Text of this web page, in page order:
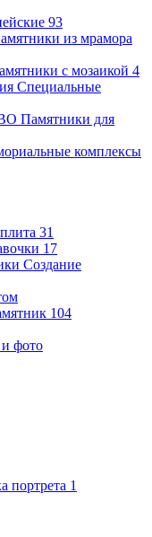
93
из мрамора
с мозаикой 4
Специальные
Памятники для
комплексы
31
17
Создание
104
и фото
портрета 1